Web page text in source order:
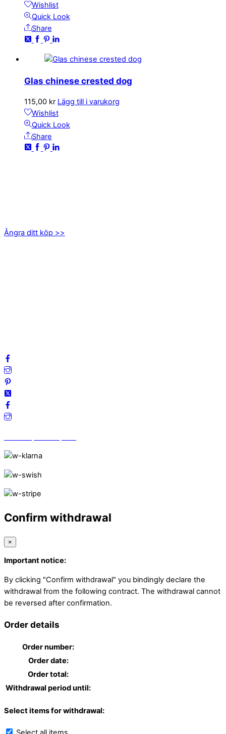
Wishlist
Quick Look
Share
Glas chinese crested dog
115,00 kr Lägg till i varukorg
Wishlist
Quick Look
Share
Ångra ditt köp >>
Confirm withdrawal
×
Important notice:
By clicking "Confirm withdrawal" you bindingly declare the
withdrawal from the following contract. The withdrawal cannot
be reversed after confirmation.
Order details
Order number:
Order date:
Order total:
Withdrawal period until:
Select items for withdrawal: